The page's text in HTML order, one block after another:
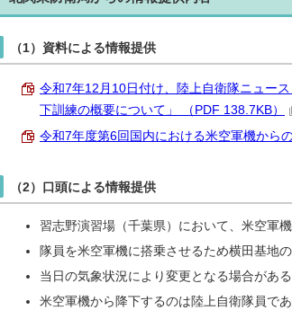
（1）資料による情報提供
令和7年12月10日付け、陸上自衛隊ニュー
下訓練の概要について」 （PDF 138.7KB）
令和7年度第6回国内における米空軍機から
（2）口頭による情報提供
習志野演習場（千葉県）において、米空軍
隊員を米空軍機に搭乗させるため横田基地
当日の気象状況により変更となる場合がある
米空軍機から降下するのは陸上自衛隊員で